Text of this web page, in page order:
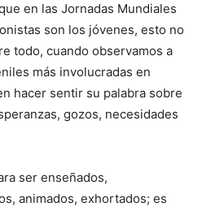
en las Jornadas Mundiales
son los jóvenes, esto no
todo, cuando observamos a
más involucradas en
hacer sentir su palabra sobre
gozos, necesidades
ser enseñados,
animados, exhortados; es